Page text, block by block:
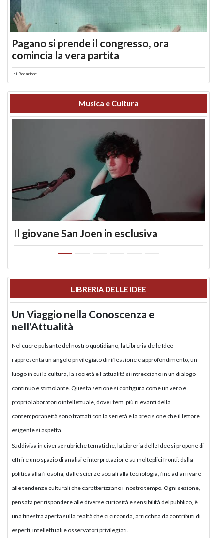
Pagano si prende il congresso, ora
comincia la vera partita
di Redazione
Musica e Cultura
Il giovane San Joen in esclusiva
LIBRERIA DELLE IDEE
Un Viaggio nella Conoscenza e
nell’Attualità
Nel cuore pulsante del nostro quotidiano, la Libreria delle Idee
rappresenta un angolo privilegiato di riflessione e approfondimento, un
luogo in cui la cultura, la società e l’attualità si intrecciano in un dialogo
continuo e stimolante. Questa sezione si configura come un vero e
proprio laboratorio intellettuale, dove i temi più rilevanti della
contemporaneità sono trattati con la serietà e la precisione che il lettore
esigente si aspetta.
Suddivisa in diverse rubriche tematiche, la Libreria delle Idee si propone di
offrire uno spazio di analisi e interpretazione su molteplici fronti: dalla
politica alla filosofia, dalle scienze sociali alla tecnologia, fino ad arrivare
alle tendenze culturali che caratterizzano il nostro tempo. Ogni sezione,
pensata per rispondere alle diverse curiosità e sensibilità del pubblico, è
una finestra aperta sulla realtà che ci circonda, arricchita da contributi di
esperti, intellettuali e osservatori privilegiati.